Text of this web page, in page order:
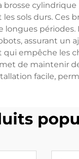
brosse
sols durs.
longues
assurant
empêche les
de maintenir
facile,